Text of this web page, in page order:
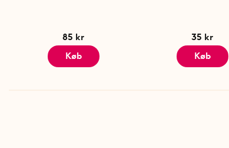
85 kr
Køb
35 kr
Køb